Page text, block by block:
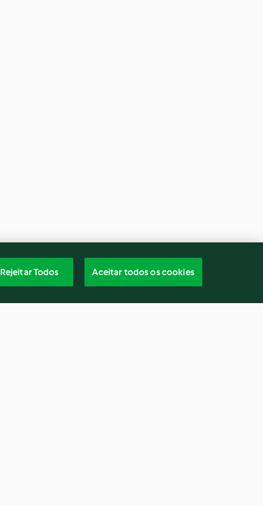
Rejeitar Todos Aceitar todos os cookies